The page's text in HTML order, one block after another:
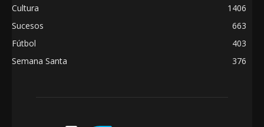
Cultura
1406
Sucesos
663
Fútbol
403
Semana Santa
376